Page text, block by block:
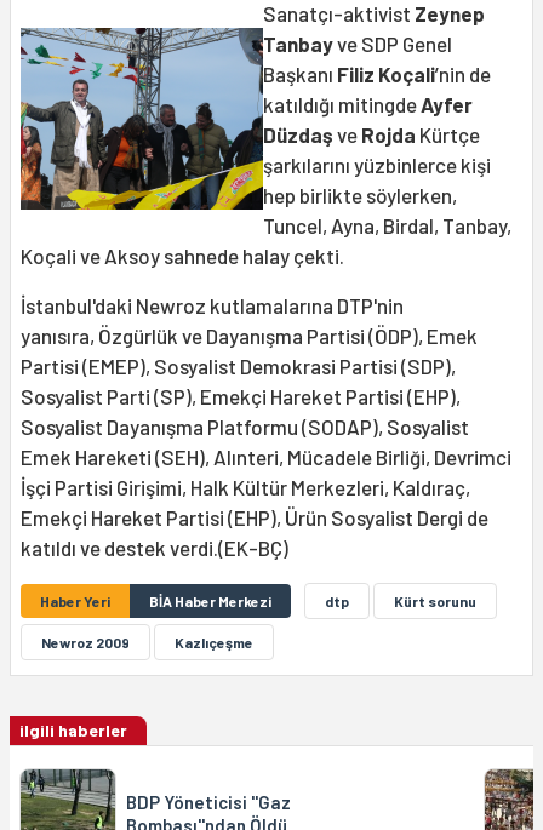
Sanatçı-aktivist Zeynep
Tanbayve SDP Genel
Başkanı Filiz Koçali’nin de
katıldığı mitingdeAyfer
Düzdaş ve Rojda Kürtçe
şarkılarını yüzbinlerce kişi
hep birlikte söylerken,
Tuncel, Ayna, Birdal, Tanbay,
Koçali ve Aksoy sahnede halay çekti.
İstanbul'daki Newroz kutlamalarına DTP'nin
yanısıra, Özgürlük ve Dayanışma Partisi (ÖDP), Emek
Partisi (EMEP), Sosyalist Demokrasi Partisi (SDP),
Sosyalist Parti (SP), Emekçi Hareket Partisi (EHP),
Sosyalist Dayanışma Platformu (SODAP), Sosyalist
Emek Hareketi (SEH), Alınteri, Mücadele Birliği, Devrimci
İşçi Partisi Girişimi, Halk Kültür Merkezleri, Kaldıraç,
Emekçi Hareket Partisi (EHP), Ürün Sosyalist Dergi de
katıldı ve destek verdi.(EK-BÇ)
Haber Yeri BİA Haber Merkezi dtp Kürt sorunu
Newroz 2009 Kazlıçeşme
ilgili haberler
BDP Yöneticisi ''Gaz
Bombası''ndan Öldü